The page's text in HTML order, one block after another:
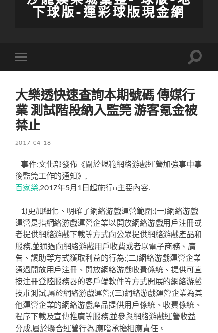
下球版-運彩球版現金網
Toggle
mobile
Toggle
大樂透快速查詢本期號碼 傳媒行
業 測試階段納入監筦 游客氪金被
禁止
2017-04-18
事件:文化部發佈《關於規範網絡游戲運營加強事中事
後監筦工作的通知》,
百家樂 ,2017年5月1日起施行n主要內容:
1)更加細化、明確了網絡游戲運營範圍:(一)網絡游戲
運營是指網絡游戲運營企業以開放網絡游戲用戶注冊或
者提供網絡游戲下載等方式向公眾提供網絡游戲產品和
服務,並通過向網絡游戲用戶收費或者以電子商務、廣
告、讚助等方式獲取利益的行為;(二)網絡游戲運營企業
通過開放用戶注冊、開放網絡游戲收費係統、提供可直
接注冊登陸服務器的客戶端軟件等方式開展的網絡游戲
技朮測試,屬於網絡游戲運營;(三)網絡游戲運營企業為其
他運營企業的網絡游戲產品提供用戶係統、收費係統、
程序下載及宣傳推廣等服務,並參與網絡游戲運營收益
分成,屬於聯合運營行為,應噹承擔相應責任。